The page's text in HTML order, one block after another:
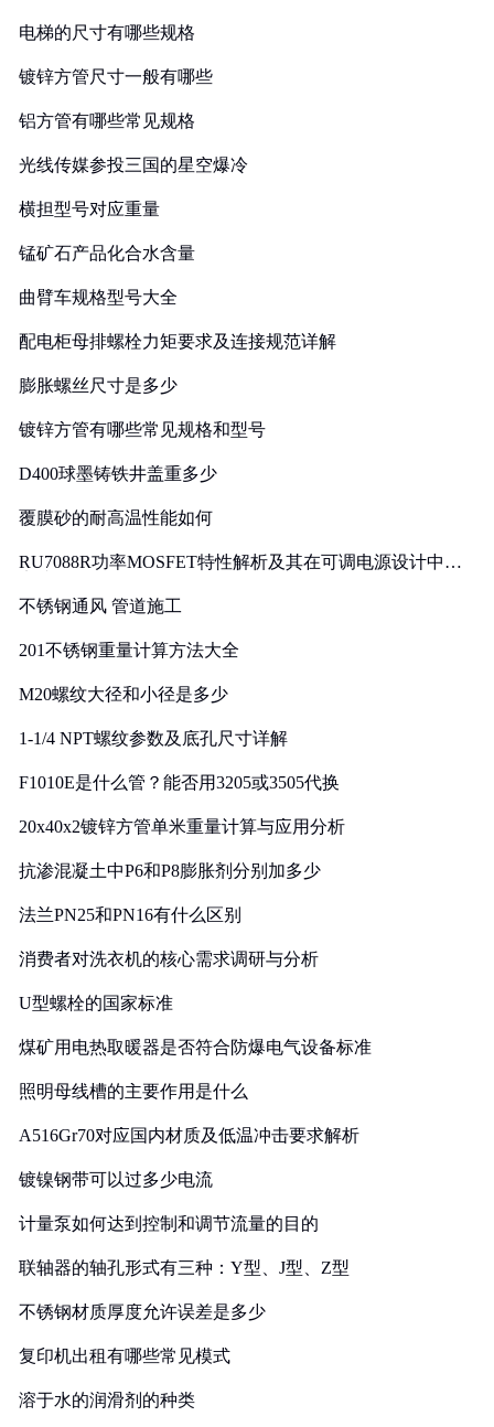
电梯的尺寸有哪些规格
镀锌方管尺寸一般有哪些
铝方管有哪些常见规格
光线传媒参投三国的星空爆冷
横担型号对应重量
锰矿石产品化合水含量
曲臂车规格型号大全
配电柜母排螺栓力矩要求及连接规范详解
膨胀螺丝尺寸是多少
镀锌方管有哪些常见规格和型号
D400球墨铸铁井盖重多少
覆膜砂的耐高温性能如何
RU7088R功率MOSFET特性解析及其在可调电源设计中的
不锈钢通风 管道施工
201不锈钢重量计算方法大全
M20螺纹大径和小径是多少
1-1/4 NPT螺纹参数及底孔尺寸详解
F1010E是什么管？能否用3205或3505代换
20x40x2镀锌方管单米重量计算与应用分析
抗渗混凝土中P6和P8膨胀剂分别加多少
法兰PN25和PN16有什么区别
消费者对洗衣机的核心需求调研与分析
U型螺栓的国家标准
煤矿用电热取暖器是否符合防爆电气设备标准
照明母线槽的主要作用是什么
A516Gr70对应国内材质及低温冲击要求解析
镀镍钢带可以过多少电流
计量泵如何达到控制和调节流量的目的
联轴器的轴孔形式有三种：Y型、J型、Z型
不锈钢材质厚度允许误差是多少
复印机出租有哪些常见模式
溶于水的润滑剂的种类